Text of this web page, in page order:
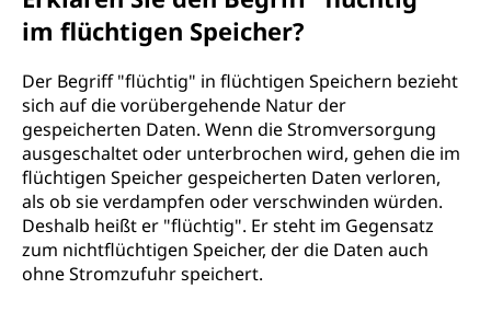
im flüchtigen Speicher?
Der Begriff "flüchtig" in flüchtigen Speichern bezieht
sich auf die vorübergehende Natur der
gespeicherten Daten. Wenn die Stromversorgung
ausgeschaltet oder unterbrochen wird, gehen die im
flüchtigen Speicher gespeicherten Daten verloren,
als ob sie verdampfen oder verschwinden würden.
Deshalb heißt er "flüchtig". Er steht im Gegensatz
zum nichtflüchtigen Speicher, der die Daten auch
ohne Stromzufuhr speichert.